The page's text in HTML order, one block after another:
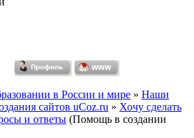
в России и мире » Наши
сайтов uCoz.ru » Хочу сделать
и ответы (Помощь в создании